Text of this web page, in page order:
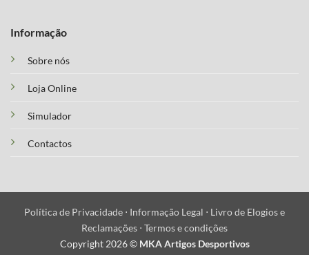
Informação
Sobre nós
Loja Online
Simulador
Contactos
Política de Privacidade ⋅ Informação Legal ⋅ Livro de Elogios e
Reclamações ⋅ Termos e condições
Copyright 2026 © MKA Artigos Desportivos